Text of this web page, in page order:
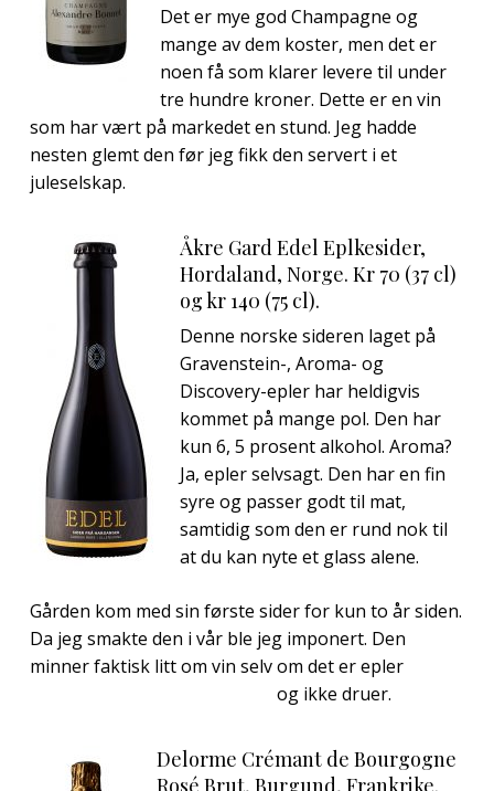
Det er mye god Champagne og
mange av dem koster, men det er
noen få som klarer levere til under
tre hundre kroner. Dette er en vin
som har vært på markedet en stund. Jeg hadde
nesten glemt den før jeg fikk den servert i et
juleselskap.
Åkre Gard Edel Eplkesider,
Hordaland, Norge. Kr 70 (37 cl)
og kr 140 (75 cl).
Denne norske sideren laget på
Gravenstein-, Aroma- og
Discovery-epler har heldigvis
kommet på mange pol. Den har
kun 6, 5 prosent alkohol. Aroma?
Ja, epler selvsagt. Den har en fin
syre og passer godt til mat,
samtidig som den er rund nok til
at du kan nyte et glass alene.
Gården kom med sin første sider for kun to år siden.
Da jeg smakte den i vår ble jeg imponert. Den
minner faktisk litt om vin selv om det er epler
og ikke druer.
Delorme Crémant de Bourgogne